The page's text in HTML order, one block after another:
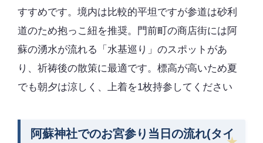
すすめです。境内は比較的平坦ですが参道は砂利
道のため抱っこ紐を推奨。門前町の商店街には阿
蘇の湧水が流れる「水基巡り」のスポットがあ
り、祈祷後の散策に最適です。標高が高いため夏
でも朝夕は涼しく、上着を1枚持参してください
阿蘇神社でのお宮参り当日の流れ(タイ